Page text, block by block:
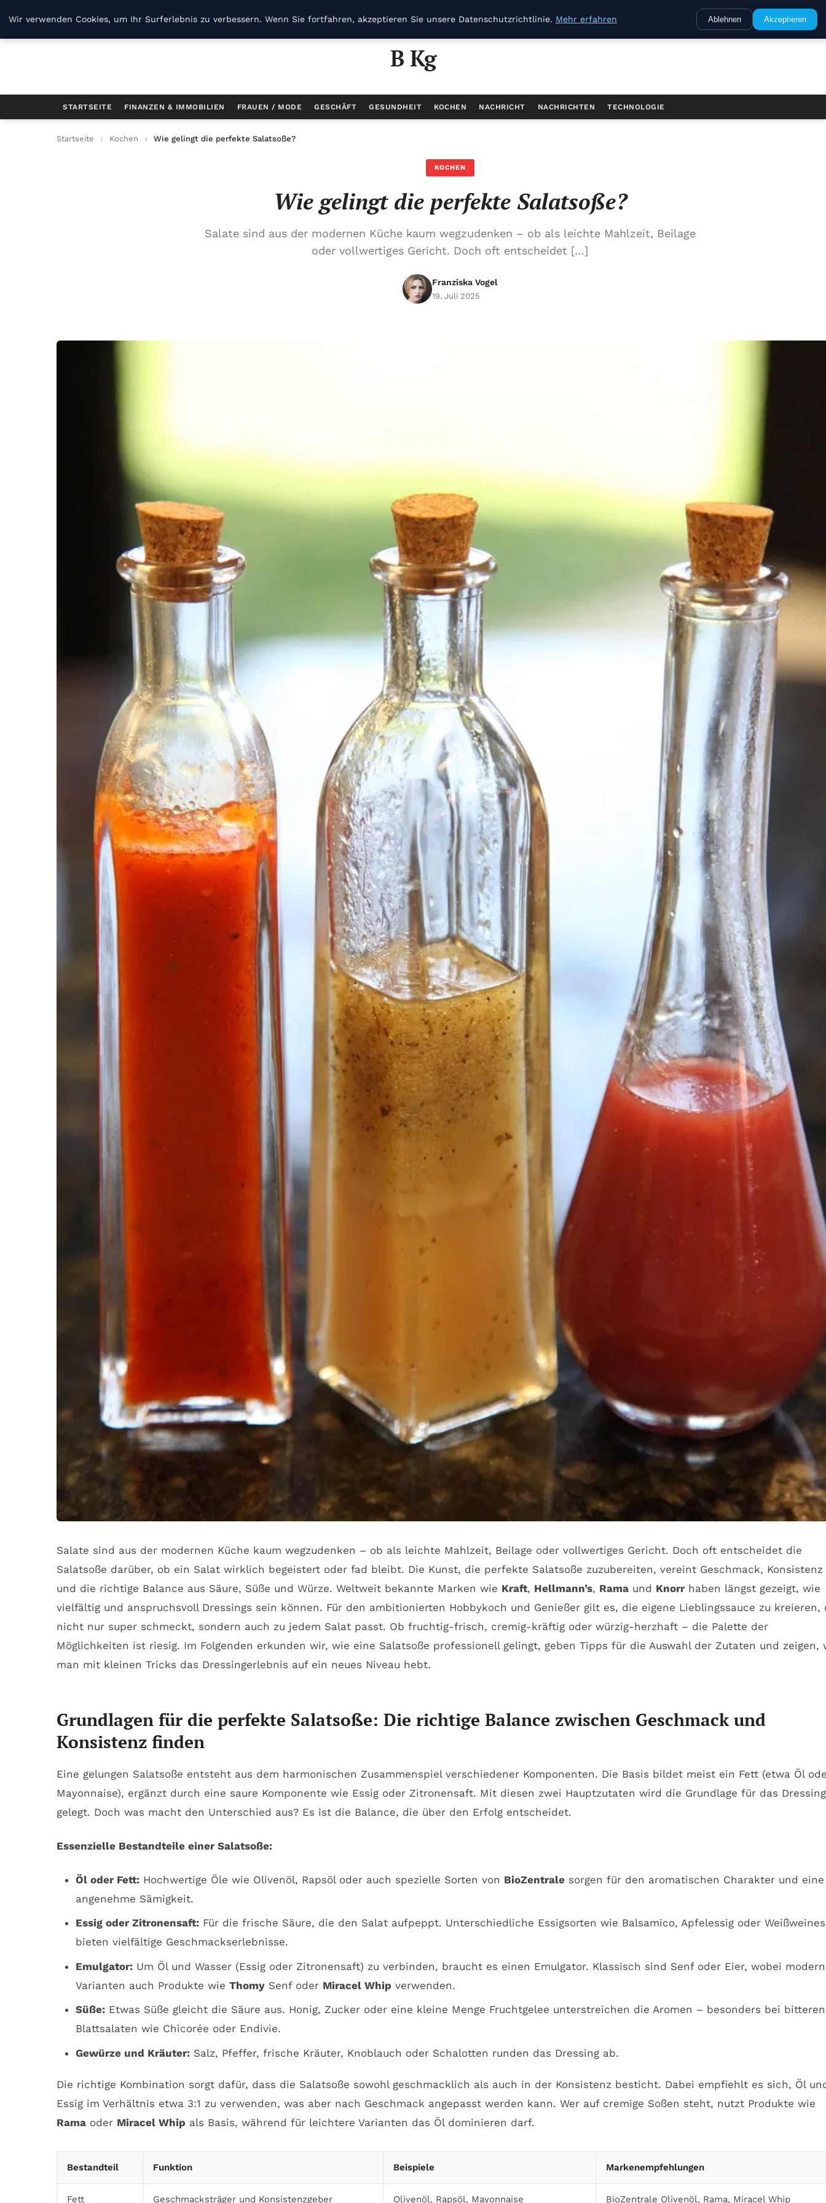
B Kg
STARTSEITE FINANZEN & IMMOBILIEN FRAUEN / MODE GESCHÄFT GESUNDHEIT KOCHEN NACHRICHT NACHRICHTEN TECHNOLOGIE
Startseite Kochen Wie gelingt die perfekte Salatsoße?
KOCHEN
Wie gelingt die perfekte Salatsoße?
Salate sind aus der modernen Küche kaum wegzudenken – ob als leichte Mahlzeit, Beilage
oder vollwertiges Gericht. Doch oft entscheidet […]
Franziska Vogel
19. Juli 2025
Salate sind aus der modernen Küche kaum wegzudenken – ob als leichte Mahlzeit, Beilage oder vollwertiges Gericht. Doch oft entscheidet die
Salatsoße darüber, ob ein Salat wirklich begeistert oder fad bleibt. Die Kunst, die perfekte Salatsoße zuzubereiten, vereint Geschmack, Konsistenz
und die richtige Balance aus Säure, Süße und Würze. Weltweit bekannte Marken wie Kraft, Hellmann’s, Rama und Knorr haben längst gezeigt, wie
vielfältig und anspruchsvoll Dressings sein können. Für den ambitionierten Hobbykoch und Genießer gilt es, die eigene Lieblingssauce zu kreieren,
nicht nur super schmeckt, sondern auch zu jedem Salat passt. Ob fruchtig-frisch, cremig-kräftig oder würzig-herzhaft – die Palette der
Möglichkeiten ist riesig. Im Folgenden erkunden wir, wie eine Salatsoße professionell gelingt, geben Tipps für die Auswahl der Zutaten und zeigen,
man mit kleinen Tricks das Dressingerlebnis auf ein neues Niveau hebt.
Grundlagen für die perfekte Salatsoße: Die richtige Balance zwischen Geschmack und
Konsistenz finden
Eine gelungen Salatsoße entsteht aus dem harmonischen Zusammenspiel verschiedener Komponenten. Die Basis bildet meist ein Fett (etwa Öl
Mayonnaise), ergänzt durch eine saure Komponente wie Essig oder Zitronensaft. Mit diesen zwei Hauptzutaten wird die Grundlage für das Dressing
gelegt. Doch was macht den Unterschied aus? Es ist die Balance, die über den Erfolg entscheidet.
Essenzielle Bestandteile einer Salatsoße:
Öl oder Fett:Hochwertige Öle wie Olivenöl, Rapsöl oder auch spezielle Sorten von BioZentralesorgen für den aromatischen Charakter und eine
angenehme Sämigkeit.
Essig oder Zitronensaft:Für die frische Säure, die den Salat aufpeppt. Unterschiedliche Essigsorten wie Balsamico, Apfelessig oder
bieten vielfältige Geschmackserlebnisse.
Emulgator:Um Öl und Wasser (Essig oder Zitronensaft) zu verbinden, braucht es einen Emulgator. Klassisch sind Senf oder Eier, wobei
Varianten auch Produkte wie ThomySenf oder Miracel Whip verwenden.
Süße:Etwas Süße gleicht die Säure aus. Honig, Zucker oder eine kleine Menge Fruchtgelee unterstreichen die Aromen – besonders bei bitteren
Blattsalaten wie Chicorée oder Endivie.
Gewürze und Kräuter:Salz, Pfeffer, frische Kräuter, Knoblauch oder Schalotten runden das Dressing ab.
Die richtige Kombination sorgt dafür, dass die Salatsoße sowohl geschmacklich als auch in der Konsistenz besticht. Dabei empfiehlt es sich, Öl
Essig im Verhältnis etwa 3:1 zu verwenden, was aber nach Geschmack angepasst werden kann. Wer auf cremige Soßen steht, nutzt Produkte wie
Rama oder Miracel Whip als Basis, während für leichtere Varianten das Öl dominieren darf.
Bestandteil Funktion Beispiele Markenempfehlungen
Fett Geschmacksträger und Konsistenzgeber Olivenöl, Rapsöl, Mayonnaise BioZentrale Olivenöl, Rama, Miracel Whip
Wir verwenden Cookies, um Ihr Surferlebnis zu verbessern. Wenn Sie fortfahren, akzeptieren Sie unsere Datenschutzrichtlinie. Mehr erfahren Ablehnen Akzeptieren